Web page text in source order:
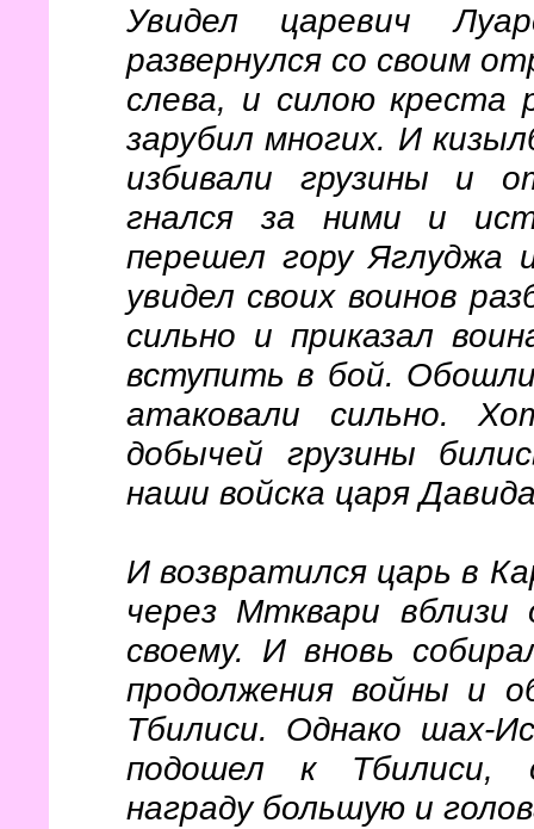
Увидел царевич
развернулся со своим
слева, и силою креста
зарубил многих. И
избивали грузины и
гнался за ними и
перешел гору Яглуджа
увидел своих воинов
сильно и приказал
вступить в бой.
атаковали сильно.
добычей грузины
наши войска царя
И возвратился царь в
через Мтквари
своему. И вновь
продолжения войны и
Тбилиси. Однако шах-
подошел к Тбилиси,
награду большую и